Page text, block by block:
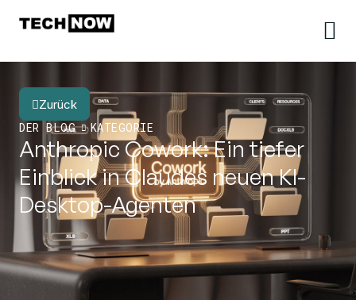
Zurück
DER BLOG
KATEGORIE
Anthropic Cowork: Ein tiefer
Einblick in Claudes neuen KI-
Desktop-Agenten